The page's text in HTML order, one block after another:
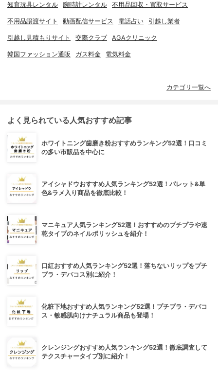
知育玩具レンタル 腕時計レンタル 不用品回収・買取サービス
不用品譲渡サイト 動画配信サービス 電話占い 引越し業者
引越し見積もりサイト 交際クラブ AGAクリニック
韓国ファッション通販 ガス料金 電気料金
カテゴリ一覧へ
よく見られている人気おすすめ記事
ホワイトニング歯磨き粉おすすめランキング52選！口コミ
の多い市販品を中心に
アイシャドウおすすめ人気ランキング52選！パレット&単
色&ラメ入り商品を徹底比較！
マニキュア人気ランキング52選！おすすめのプチプラや速
乾タイプのネイルポリッシュを紹介！
口紅おすすめ人気ランキング52選！落ちないリップをプチ
プラ・デパコス別に紹介！
化粧下地おすすめ人気ランキング52選！プチプラ・デパコ
ス・敏感肌向けナチュラル商品も登場！
クレンジングおすすめ人気ランキング52選！徹底調査して
テクスチャータイプ別に紹介！